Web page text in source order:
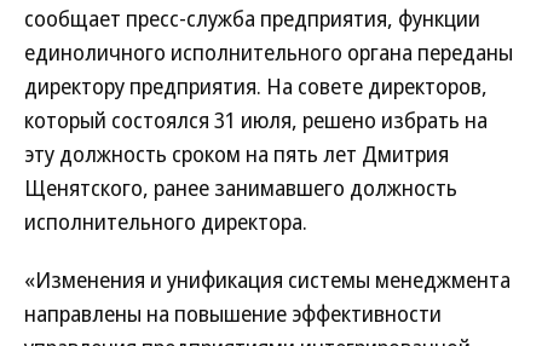
сообщает пресс-служба предприятия, функции
единоличного исполнительного органа переданы
директору предприятия. На совете директоров,
который состоялся 31 июля, решено избрать на
эту должность сроком на пять лет Дмитрия
Щенятского, ранее занимавшего должность
исполнительного директора.
«Изменения и унификация системы менеджмента
направлены на повышение эффективности